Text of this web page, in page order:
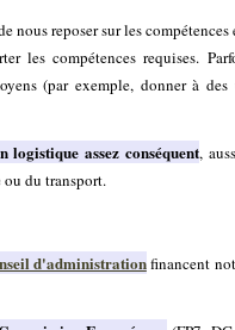
nous reposer sur les
les compétences requises.
(par exemple, donner à des
logistique assez conséquent,
du transport.
d'administrationfinancent